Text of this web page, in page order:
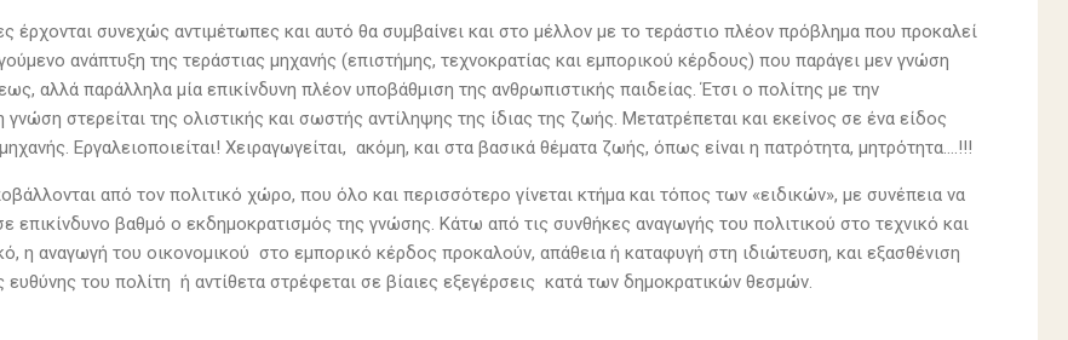
έρχονται συνεχώς αντιμέτωπες και αυτό θα συμβαίνει και στο μέλλον με το τεράστιο πλέον πρόβλημα που προκαλεί
ανάπτυξη της τεράστιας μηχανής (επιστήμης, τεχνοκρατίας και εμπορικού κέρδους) που παράγει μεν γνώση
αλλά παράλληλα μία επικίνδυνη πλέον υποβάθμιση της ανθρωπιστικής παιδείας. Έτσι ο πολίτης με την
γνώση στερείται της ολιστικής και σωστής αντίληψης της ίδιας της ζωής. Μετατρέπεται και εκείνος σε ένα είδος
Εργαλειοποιείται! Χειραγωγείται, ακόμη, και στα βασικά θέματα ζωής, όπως είναι η πατρότητα, μητρότητα….!!!
από τον πολιτικό χώρο, που όλο και περισσότερο γίνεται κτήμα και τόπος των «ειδικών», με συνέπεια να
επικίνδυνο βαθμό ο εκδημοκρατισμός της γνώσης. Κάτω από τις συνθήκες αναγωγής του πολιτικού στο τεχνικό και
η αναγωγή του οικονομικού στο εμπορικό κέρδος προκαλούν, απάθεια ή καταφυγή στη ιδιώτευση, και εξασθένιση
ευθύνης του πολίτη ή αντίθετα στρέφεται σε βίαιες εξεγέρσεις κατά των δημοκρατικών θεσμών.